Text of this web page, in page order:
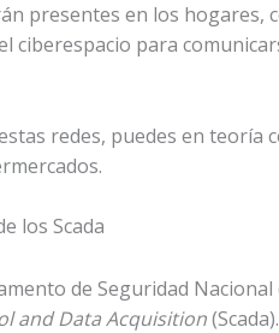
presentes en los hogares,
ciberespacio para
redes, puedes en teoría
los Scada
de Seguridad
and Data Acquisition